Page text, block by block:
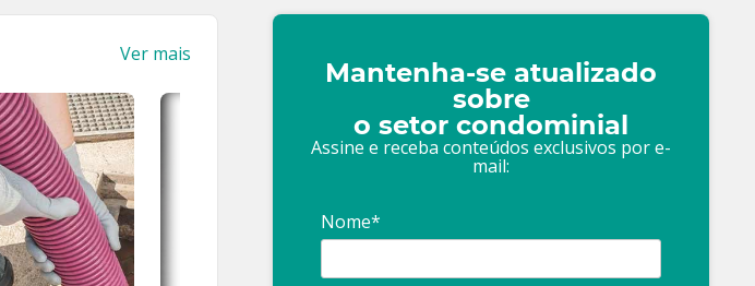
Ver mais
Mantenha-se atualizado
sobre
o setor condominial
Assine e receba conteúdos exclusivos por e-
mail:
Nome*